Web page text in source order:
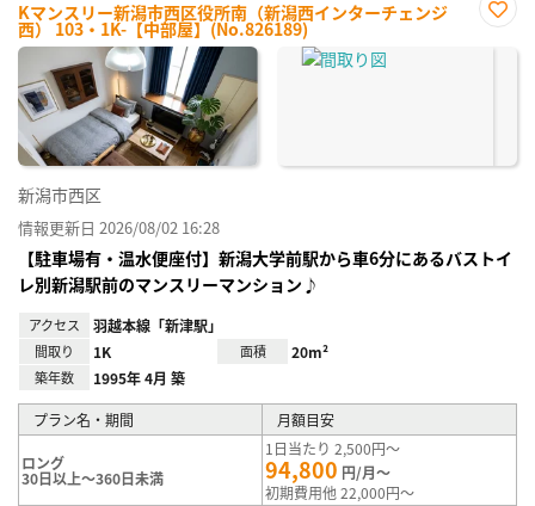
Kマンスリー新潟市西区役所南（新潟西インターチェンジ
西） 103・1K-【中部屋】(No.826189)
に入
新潟市西区
情報更新日 2026/08/02 16:28
【駐車場有・温水便座付】新潟大学前駅から車6分にあるバストイ
レ別新潟駅前のマンスリーマンション♪
アクセス 羽越本線「新津駅」
間取り 1K 面積 20m²
築年数 1995年 4月 築
プラン名・期間 月額目安
ロング
30日以上～360日未満
1日当たり 2,500円～
94,800 円/月～
初期費用他 22,000円～